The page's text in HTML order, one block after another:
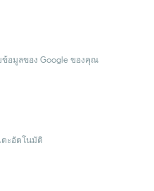
ข้อมูลของ Google ของคุณ
ตะอัตโนมัติ